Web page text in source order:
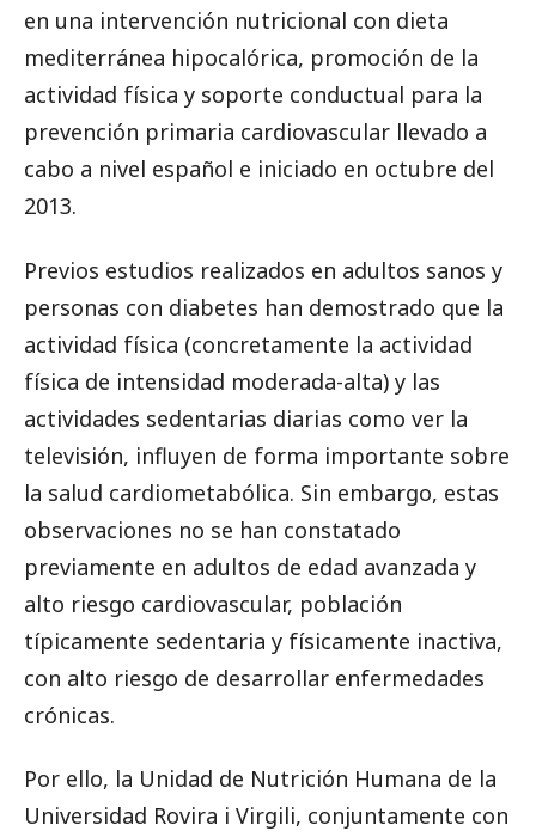
en una intervención nutricional con dieta
mediterránea hipocalórica, promoción de la
actividad física y soporte conductual para la
prevención primaria cardiovascular llevado a
cabo a nivel español e iniciado en octubre del
2013.
Previos estudios realizados en adultos sanos y
personas con diabetes han demostrado que la
actividad física (concretamente la actividad
física de intensidad moderada-alta) y las
actividades sedentarias diarias como ver la
televisión, influyen de forma importante sobre
la salud cardiometabólica. Sin embargo, estas
observaciones no se han constatado
previamente en adultos de edad avanzada y
alto riesgo cardiovascular, población
típicamente sedentaria y físicamente inactiva,
con alto riesgo de desarrollar enfermedades
crónicas.
Por ello, la Unidad de Nutrición Humana de la
Universidad Rovira i Virgili, conjuntamente con